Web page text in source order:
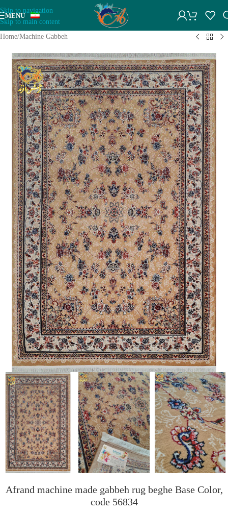
Skip to navigation
Skip to main content
MENU
Home/Machine Gabbeh
Afrand machine made gabbeh rug beghe Base Color,
code 56834